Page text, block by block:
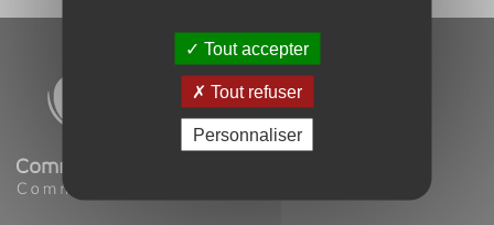
Tout accepter
Tout refuser
Personnaliser